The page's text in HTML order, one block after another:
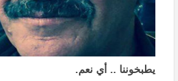
يطبخوننا .. أي نعم.